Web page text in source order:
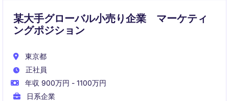
某大手グローバル小売り企業 マーケティ
ングポジション
東京都
正社員
年収 900万円 - 1100万円
日系企業